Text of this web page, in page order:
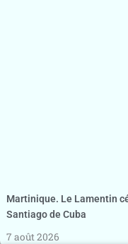
Martinique. Le Lamentin
Santiago de Cuba
7 août 2026